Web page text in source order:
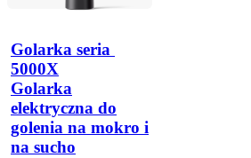
Golarka seria
5000X
Golarka
elektryczna do
golenia na mokro i
na sucho